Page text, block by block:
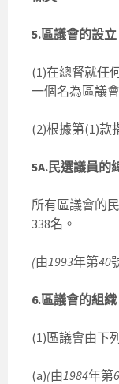
5.區議會的設立
(1)在總督就任
一個名為區議
(2)根據第(1)款
5A.民選議員的
所有區議會的
338名。
(由1993年第40
6.區議會的組織
(1)區議會由下
(a)(由1984年第